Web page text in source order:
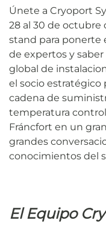
Únete a Cryoport
28 al 30 de octubre
stand para ponerte
de expertos y
global de
el socio estratégico
cadena de
temperatura
Fráncfort en un
grandes
conocimientos del
El Equipo